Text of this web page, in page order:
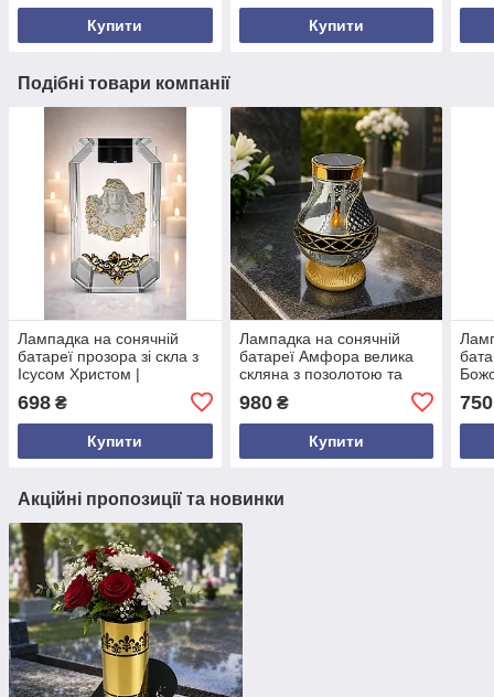
Купити Купити
Подібні товари компанії
Лампадка на сонячній
батареї прозора зі скла з
Ісусом Христом |
срібляста | LED 19 см |
Польща
698 ₴
Купити
Лампадка на сонячній
батареї Амфора велика
скляна з позолотою та
LED 28,5 см
980₴
Купити
750
Акційні пропозиції та новинки